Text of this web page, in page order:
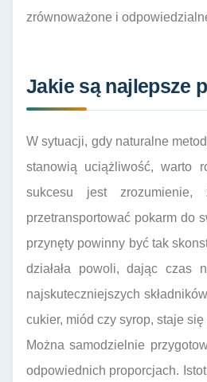
zrównoważone i
Jakie są najlepsze
W sytuacji, gdy naturalne
stanowią uciążliwość, warto
sukcesu jest
przetransportować pokarm do
przynęty powinny być tak
działała powoli, dając czas
najskuteczniejszych
cukier, miód czy syrop, staje
Można samodzielnie
odpowiednich proporcjach.